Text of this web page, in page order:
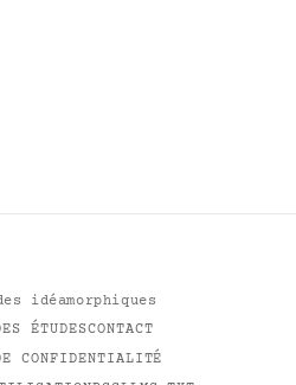
idéamorphiques
ÉTUDESCONTACT
CONFIDENTIALITÉ